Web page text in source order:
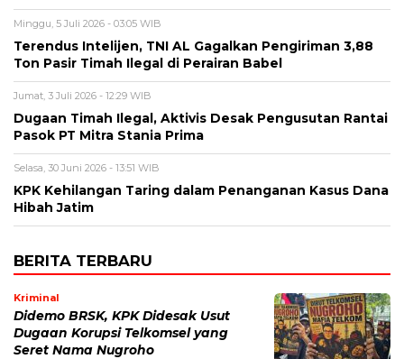
Minggu, 5 Juli 2026 - 03:05 WIB
Terendus Intelijen, TNI AL Gagalkan Pengiriman 3,88
Ton Pasir Timah Ilegal di Perairan Babel
Jumat, 3 Juli 2026 - 12:29 WIB
Dugaan Timah Ilegal, Aktivis Desak Pengusutan Rantai
Pasok PT Mitra Stania Prima
Selasa, 30 Juni 2026 - 13:51 WIB
KPK Kehilangan Taring dalam Penanganan Kasus Dana
Hibah Jatim
BERITA TERBARU
Kriminal
Didemo BRSK, KPK Didesak Usut
Dugaan Korupsi Telkomsel yang
Seret Nama Nugroho